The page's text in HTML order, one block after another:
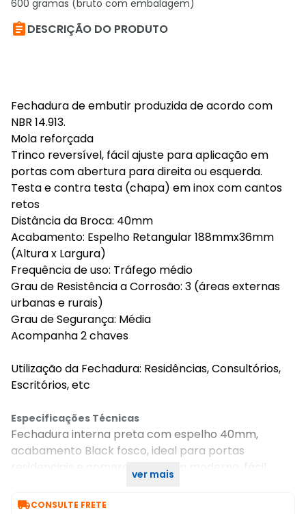
600 gramas (bruto com embalagem)
DESCRIÇÃO DO PRODUTO
Fechadura de embutir produzida de acordo com
NBR 14.913.
Mola reforçada
Trinco reversível, fácil ajuste para aplicação em
portas com abertura para direita ou esquerda.
Testa e contra testa (chapa) em inox com cantos
retos
Distância da Broca: 40mm
Acabamento: Espelho Retangular 188mmx36mm
(Altura x Largura)
Frequência de uso: Tráfego médio
Grau de Resistência a Corrosão: 3 (áreas externas
urbanas e rurais)
Grau de Segurança: Média
Acompanha 2 chaves
Utilização da Fechadura: Residências, Consultórios,
Escritórios, etc
Especificações Técnicas
Fechadura interna preta com espelho 40mm,
acabamento Black fosco, ideal para portas
residenciais e comerciais. Design moderno, fácil
ver mais
CONSULTE FRETE